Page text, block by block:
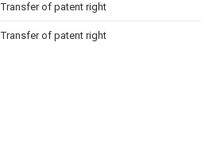
Transfer of patent right
Transfer of patent right